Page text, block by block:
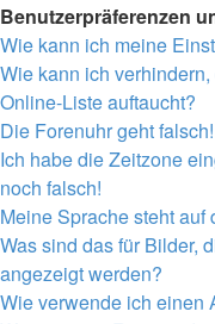
Benutzerpräferenzen
Wie kann ich meine
Wie kann ich
Online-Liste auftaucht?
Die Forenuhr geht falsch!
Ich habe die Zeitzone
noch falsch!
Meine Sprache steht
Was sind das für Bilder,
angezeigt werden?
Wie verwende ich einen